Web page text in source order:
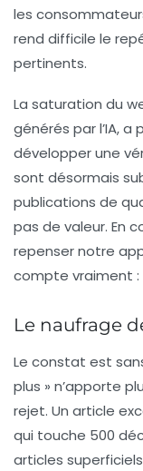
les
rend difficile le
pertinents.
La saturation du
générés par l’IA,
développer une
sont désormais
publications de
pas de valeur. En
repenser notre
compte vraiment :
Le naufrage
Le constat est
plus » n’apporte
rejet. Un article
qui touche 500
articles